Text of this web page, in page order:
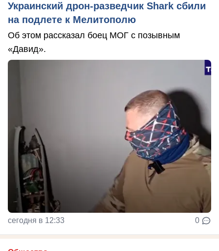
Украинский дрон-разведчик Shark сбили
на подлете к Мелитополю
Об этом рассказал боец МОГ с позывным
«Давид».
сегодня в 12:33 0